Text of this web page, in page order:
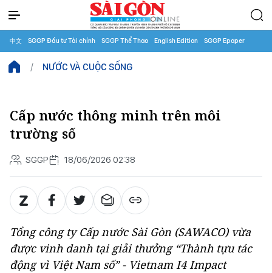
中文 SGGP Đầu tư Tài chính SGGP Thể Thao English Edition SGGP Epaper
NƯỚC VÀ CUỘC SỐNG
Cấp nước thông minh trên môi
trường số
SGGP 18/06/2026 02:38
Tổng công ty Cấp nước Sài Gòn (SAWACO) vừa
được vinh danh tại giải thưởng “Thành tựu tác
động vì Việt Nam số” - Vietnam I4 Impact